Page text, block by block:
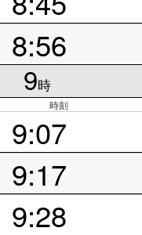
8:56
9時
時刻
9:07
9:17
9:28